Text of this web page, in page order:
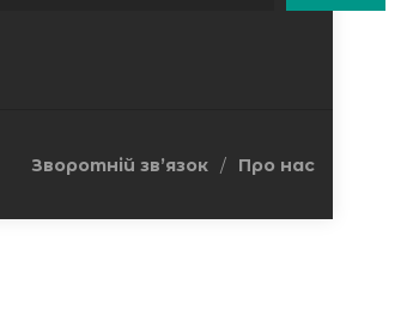
Зворотній зв’язок Про нас